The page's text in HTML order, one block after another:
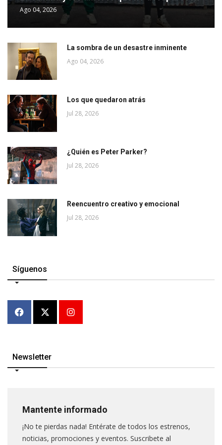
Ago 04, 2026
La sombra de un desastre inminente
Ago 04, 2026
Los que quedaron atrás
Jul 28, 2026
¿Quién es Peter Parker?
Jul 28, 2026
Reencuentro creativo y emocional
Jul 28, 2026
Síguenos
Newsletter
Mantente informado
¡No te pierdas nada! Entérate de todos los estrenos,
noticias, promociones y eventos. Suscribete al